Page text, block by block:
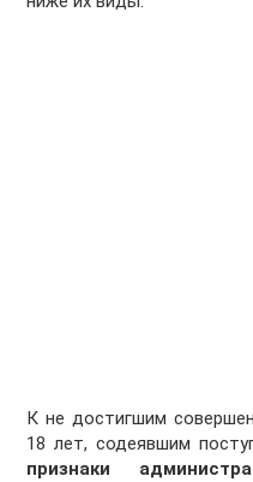
К не достигшим
18 лет, содеявшим
признаки